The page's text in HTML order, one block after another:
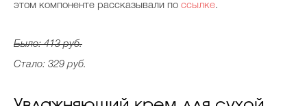
этом компоненте рассказывали по ссылке.
Было: 413 руб.
Стало: 329 руб.